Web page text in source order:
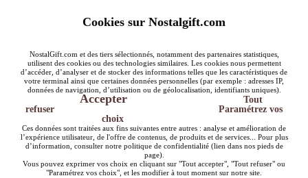
Cookies sur Nostalgift.com
NostalGift.com et des tiers sélectionnés, notamment des partenaires statistiques,
utilisent des cookies ou des technologies similaires. Les cookies nous permettent
d’accéder, d’analyser et de stocker des informations telles que les caractéristiques de
votre terminal ainsi que certaines données personnelles (par exemple : adresses IP,
données de navigation, d’utilisation ou de géolocalisation, identifiants uniques).
Accepter
Tout
refuser
Paramétrez vos
choix
Ces données sont traitées aux fins suivantes entre autres : analyse et amélioration de
l’expérience utilisateur, de l'offre de contenus, de produits et de services... Pour plus
d’information, consulter notre politique de confidentialité (lien dans nos pieds de
page).
Vous pouvez exprimer vos choix en cliquant sur "Tout accepter", "Tout refuser" ou
"Paramétrez vos choix", et les modifier à tout moment sur notre site.